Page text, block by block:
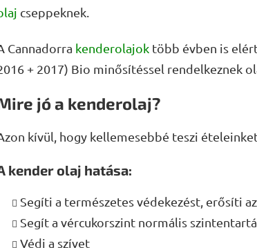
cseppeknek.
Cannadorra kenderolajok több évben is
+ 2017) Bio minősítéssel rendelkeznek
jó a kenderolaj?
kívül, hogy kellemesebbé teszi
kender olaj hatása:
Segíti a természetes védekezést, erősíti az
Segít a vércukorszint normális
Védi a szívet